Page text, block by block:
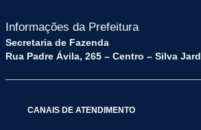
Informações da Prefeitura
Secretaria de Fazenda
Rua Padre Ávila, 265 – Centro – Silva
CANAIS DE ATENDIMENTO